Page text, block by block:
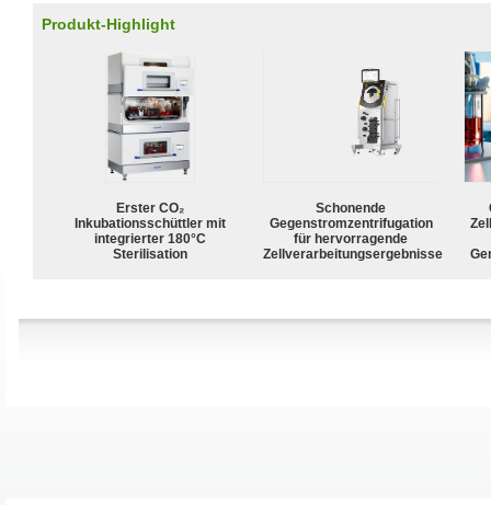
Produkt-Highlight
Erster CO₂
Inkubationsschüttler mit
integrierter 180°C
Sterilisation
Schonende
Gegenstromzentrifugation
für hervorragende
Zellverarbeitungsergebnisse